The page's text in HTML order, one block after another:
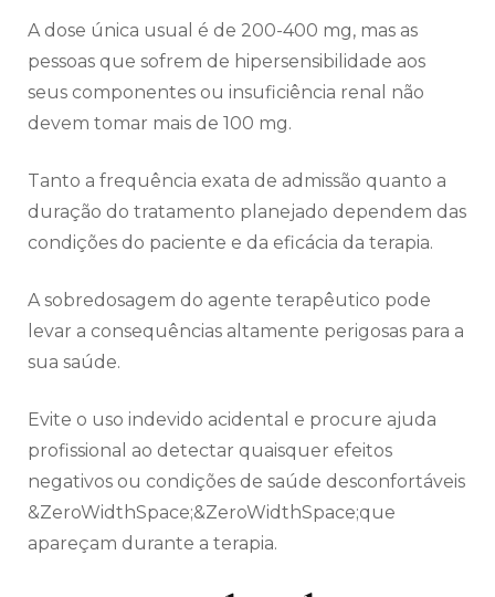
A dose única usual é de 200-400 mg, mas as
pessoas que sofrem de hipersensibilidade aos
seus componentes ou insuficiência renal não
devem tomar mais de 100 mg.
Tanto a frequência exata de admissão quanto a
duração do tratamento planejado dependem das
condições do paciente e da eficácia da terapia.
A sobredosagem do agente terapêutico pode
levar a consequências altamente perigosas para a
sua saúde.
Evite o uso indevido acidental e procure ajuda
profissional ao detectar quaisquer efeitos
negativos ou condições de saúde desconfortáveis
&ZeroWidthSpace;&ZeroWidthSpace;que
apareçam durante a terapia.